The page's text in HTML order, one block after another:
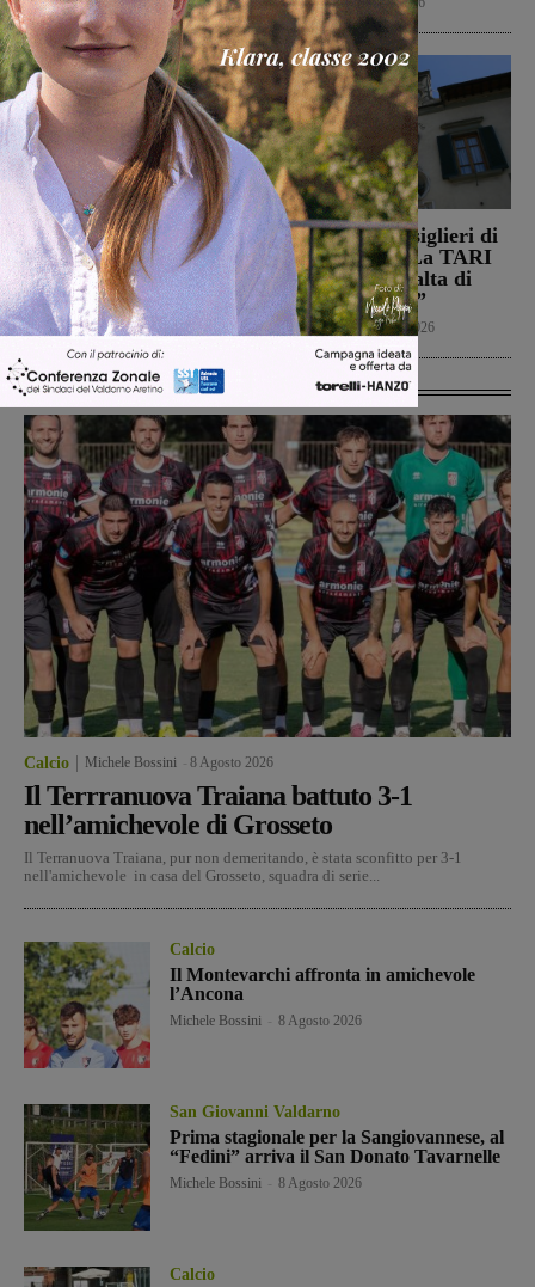
Il Montevarchi affronta
in amichevole l’Ancona
Calcio 8 Agosto 2026
Reggello, i consiglieri di
opposizione: “La TARI
2026 resta più alta di
quella del 2022”
Politica 8 Agosto 2026
Ultime Calcio
Calcio Michele Bossini 8 Agosto 2026
Il Terrranuova Traiana battuto 3-1
nell’amichevole di Grosseto
Il Terranuova Traiana, pur non demeritando, è stata sconfitto per 3-1
nell'amichevole in casa del Grosseto, squadra di serie...
Calcio
Il Montevarchi affronta in amichevole
l’Ancona
Michele Bossini 8 Agosto 2026
San Giovanni Valdarno
Prima stagionale per la Sangiovannese, al
“Fedini” arriva il San Donato Tavarnelle
Michele Bossini 8 Agosto 2026
Calcio